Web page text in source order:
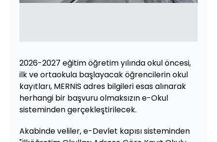
2026-2027 eğitim öğretim yılında okul öncesi,
ilk ve ortaokula başlayacak öğrencilerin okul
kayıtları, MERNİS adres bilgileri esas alınarak
herhangi bir başvuru olmaksızın e-Okul
sisteminden gerçekleştirilecek.
Akabinde veliler, e-Devlet kapısı sisteminden